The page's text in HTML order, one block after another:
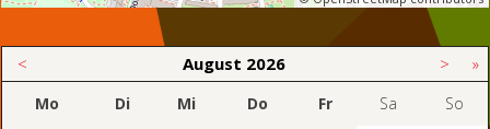
< August 2026 > »
Mo Di Mi Do Fr Sa
So